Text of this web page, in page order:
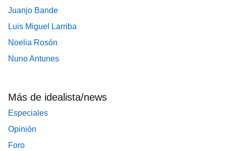
Juanjo Bande
Luis Miguel Larriba
Noelia Rosón
Nuno Antunes
Más de idealista/news
Especiales
Opinión
Foro